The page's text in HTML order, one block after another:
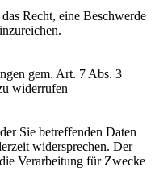
Recht, eine Beschwerde
gem. Art. 7 Abs. 3
widerrufen
Sie betreffenden Daten
widersprechen. Der
Verarbeitung für Zwecke